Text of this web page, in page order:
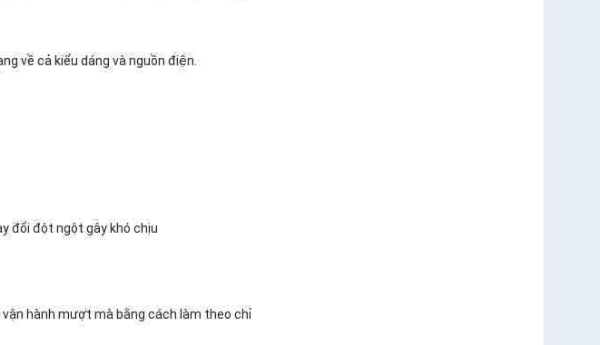
về cả kiểu dáng và nguồn điện.
đổi đột ngột gây khó chịu
hành mượt mà bằng cách làm theo chỉ